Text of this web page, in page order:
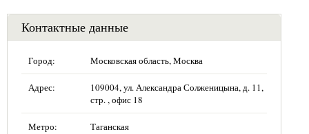
Контактные данные
Город: Московская область, Москва
Адрес:
109004, ул. Александра Солженицына, д. 11,
стр. , офис 18
Метро: Таганская